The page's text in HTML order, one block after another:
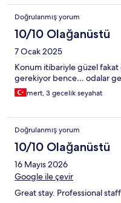
Doğrulanmış yorum
10/10 Olağanüstü
7 Ocak 2025
Konum itibariyle güzel
gerekiyor bence… odalar
mert, 3 gecelik seyahat
Doğrulanmış yorum
10/10 Olağanüstü
16 Mayıs 2026
Google ile çevir
Great stay. Professional